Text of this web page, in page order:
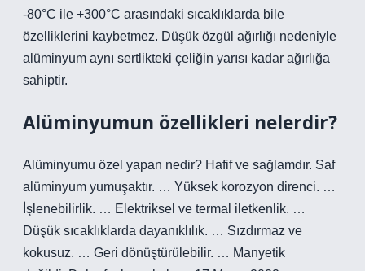
-80°C ile +300°C arasındaki sıcaklıklarda bile
özelliklerini kaybetmez. Düşük özgül ağırlığı nedeniyle
alüminyum aynı sertlikteki çeliğin yarısı kadar ağırlığa
sahiptir.
Alüminyumun özellikleri nelerdir?
Alüminyumu özel yapan nedir? Hafif ve sağlamdır. Saf
alüminyum yumuşaktır. … Yüksek korozyon direnci. …
İşlenebilirlik. … Elektriksel ve termal iletkenlik. …
Düşük sıcaklıklarda dayanıklılık. … Sızdırmaz ve
kokusuz. … Geri dönüştürülebilir. … Manyetik